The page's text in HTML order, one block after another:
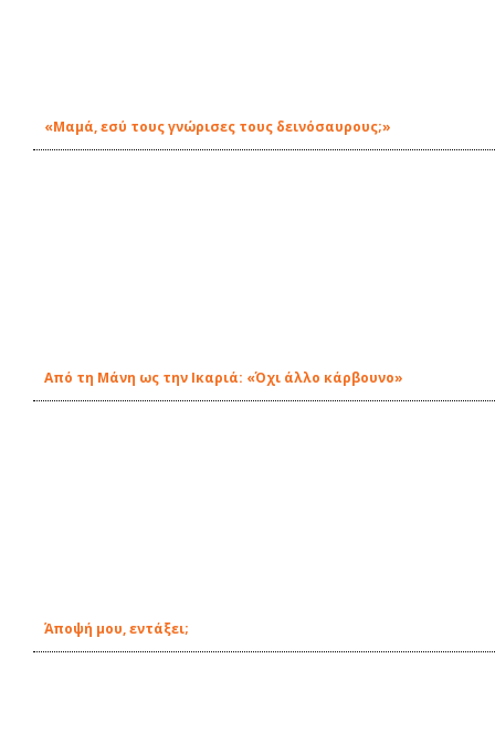
«Μαμά, εσύ τους γνώρισες τους δεινόσαυρους;»
Από τη Μάνη ως την Ικαριά: «Όχι άλλο κάρβουνο»
Άποψή μου, εντάξει;